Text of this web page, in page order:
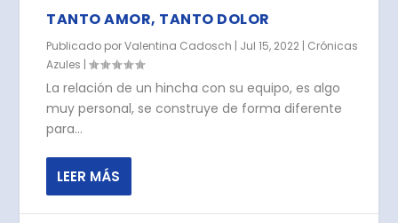
TANTO AMOR, TANTO DOLOR
Publicado porValentina Cadosch | Jul 15, 2022 | Crónicas
Azules |
La relación de un hincha con su equipo, es algo
muy personal, se construye de forma diferente
para...
LEER MÁS